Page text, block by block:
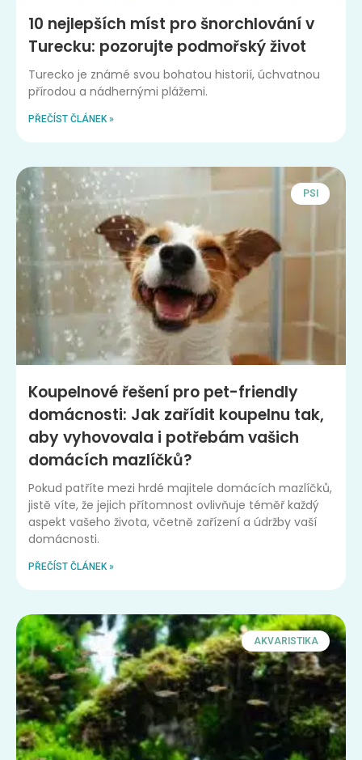
10 nejlepších míst pro šnorchlování v
Turecku: pozorujte podmořský život
Turecko je známé svou bohatou historií, úchvatnou
přírodou a nádhernými plážemi.
PŘEČÍST ČLÁNEK »
PSI
Koupelnové řešení pro pet-friendly
domácnosti: Jak zařídit koupelnu tak,
aby vyhovovala i potřebám vašich
domácích mazlíčků?
Pokud patříte mezi hrdé majitele domácích mazlíčků,
jistě víte, že jejich přítomnost ovlivňuje téměř každý
aspekt vašeho života, včetně zařízení a údržby vaší
domácnosti.
PŘEČÍST ČLÁNEK »
AKVARISTIKA